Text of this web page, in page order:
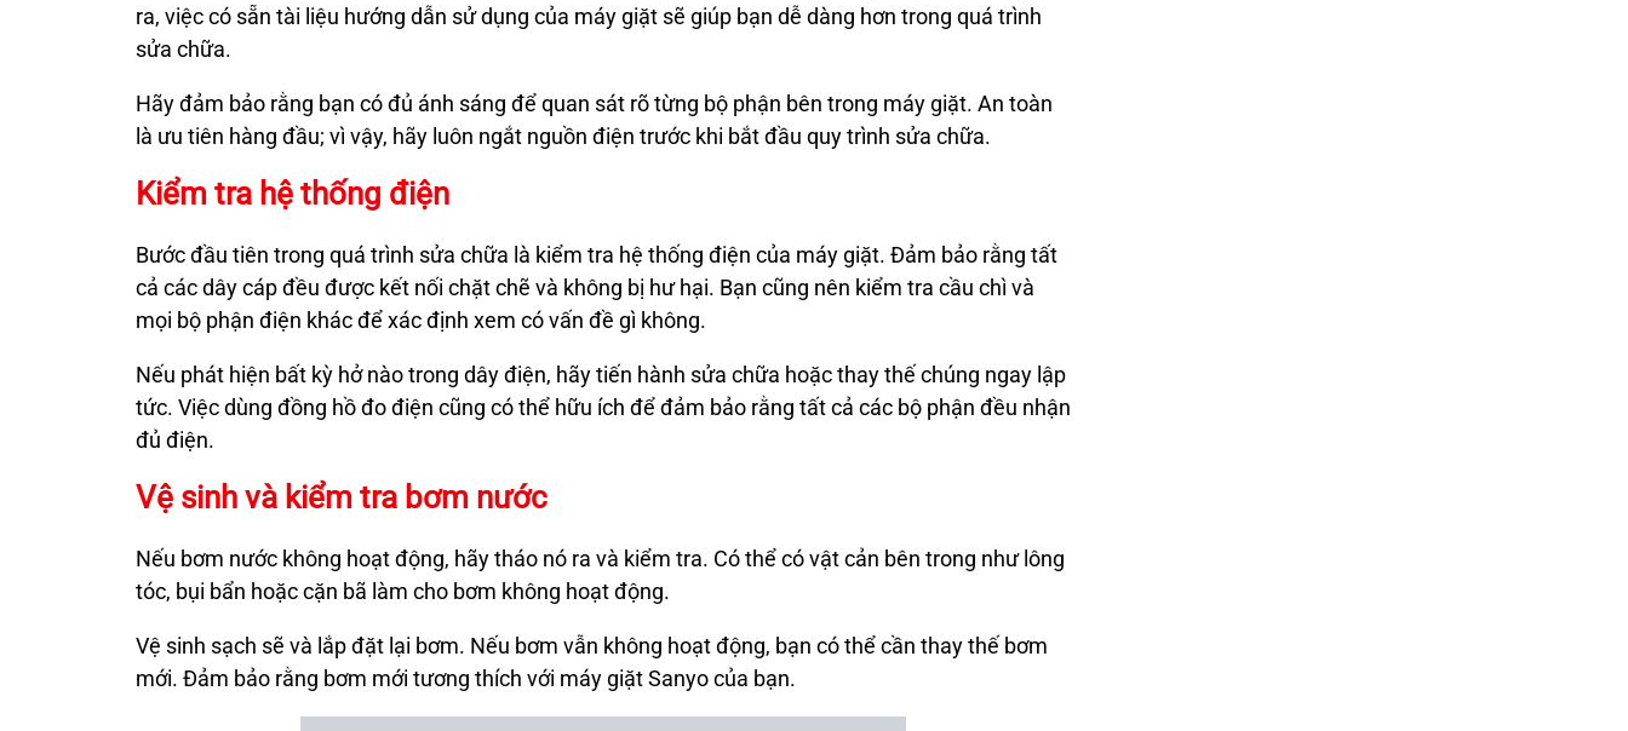
ra, việc có sẵn tài liệu hướng dẫn sử dụng của máy giặt sẽ giúp bạn dễ dàng hơn trong quá trình
sửa chữa.
Hãy đảm bảo rằng bạn có đủ ánh sáng để quan sát rõ từng bộ phận bên trong máy giặt. An toàn
là ưu tiên hàng đầu; vì vậy, hãy luôn ngắt nguồn điện trước khi bắt đầu quy trình sửa chữa.
Kiểm tra hệ thống điện
Bước đầu tiên trong quá trình sửa chữa là kiểm tra hệ thống điện của máy giặt. Đảm bảo rằng tất
cả các dây cáp đều được kết nối chặt chẽ và không bị hư hại. Bạn cũng nên kiểm tra cầu chì và
mọi bộ phận điện khác để xác định xem có vấn đề gì không.
Nếu phát hiện bất kỳ hở nào trong dây điện, hãy tiến hành sửa chữa hoặc thay thế chúng ngay lập
tức. Việc dùng đồng hồ đo điện cũng có thể hữu ích để đảm bảo rằng tất cả các bộ phận đều nhận
đủ điện.
Vệ sinh và kiểm tra bơm nước
Nếu bơm nước không hoạt động, hãy tháo nó ra và kiểm tra. Có thể có vật cản bên trong như lông
tóc, bụi bẩn hoặc cặn bã làm cho bơm không hoạt động.
Vệ sinh sạch sẽ và lắp đặt lại bơm. Nếu bơm vẫn không hoạt động, bạn có thể cần thay thế bơm
mới. Đảm bảo rằng bơm mới tương thích với máy giặt Sanyo của bạn.